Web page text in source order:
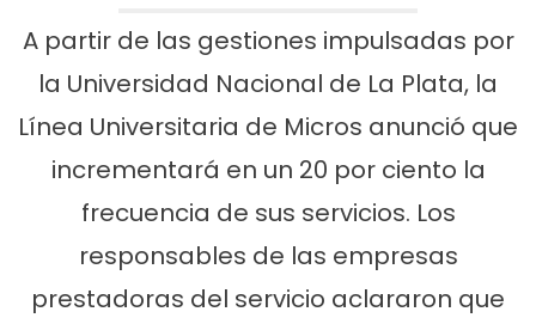
A partir de las gestiones impulsadas por
la Universidad Nacional de La Plata, la
Línea Universitaria de Micros anunció que
incrementará en un 20 por ciento la
frecuencia de sus servicios. Los
responsables de las empresas
prestadoras del servicio aclararon que